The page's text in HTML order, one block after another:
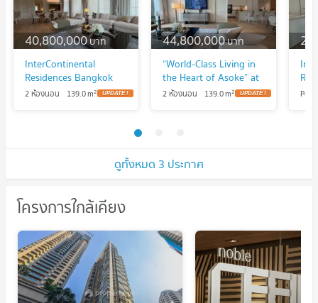
ดูทั้งหมด 3 ประกาศ
40,800,000บาท
InterContinental
Residences Bangkok
Asoke 2 ห้องนอน 2
2 ห้องนอน 139.0m2
44,800,000บาท
“World-Class Living in
the Heart of Asoke” at
InterContinental
2 ห้องนอน 139.0m2
โครงการใกล้เคียง